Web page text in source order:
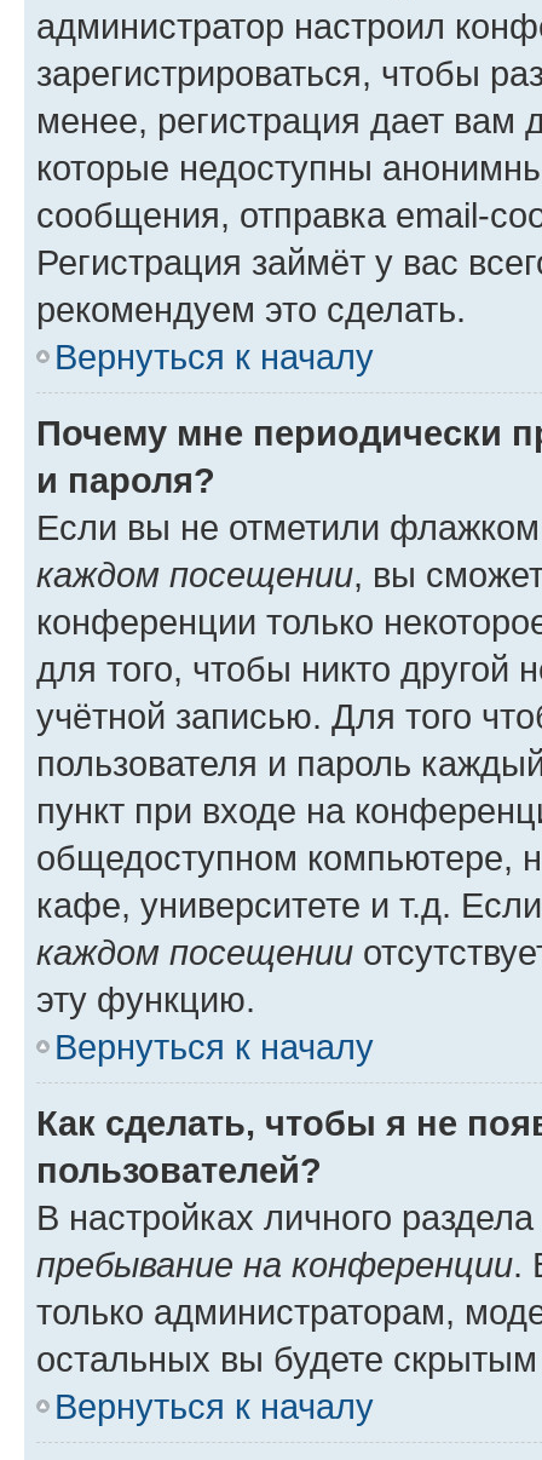
администратор настроил
зарегистрироваться, чтобы
менее, регистрация дает вам
которые недоступны
сообщения, отправка email-
Регистрация займёт у вас
рекомендуем это сделать.
Вернуться к началу
Почему мне периодически
и пароля?
Если вы не отметили
каждом посещении, вы
конференции только
для того, чтобы никто другой
учётной записью. Для того
пользователя и пароль
пункт при входе на
общедоступном компьютере,
кафе, университете и т.д.
каждом посещении
эту функцию.
Вернуться к началу
Как сделать, чтобы я не
пользователей?
В настройках личного
пребывание на конференции.
только администраторам,
остальных вы будете
Вернуться к началу